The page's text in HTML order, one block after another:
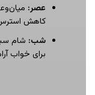
عصر:
کاهش
شب: شام
برای خواب